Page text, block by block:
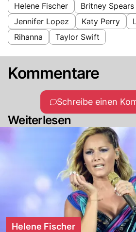
Helene Fischer
Britney Spears
Jennifer Lopez
Katy Perry
Rihanna
Taylor Swift
Kommentare
Schreibe einen
Weiterlesen
Helene Fischer